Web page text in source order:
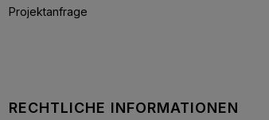
Projektanfrage
RECHTLICHE INFORMATIONEN